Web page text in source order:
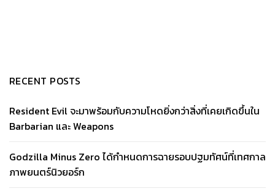
RECENT POSTS
Resident Evil จะมาพร้อมกับความโหดยิ่งกว่าสิ่งที่เคยเกิดขึ้นใน
Barbarian และ Weapons
Godzilla Minus Zero ได้กำหนดการฉายรอบปฐมทัศน์ที่เทศกาล
ภาพยนตร์นิวยอร์ก